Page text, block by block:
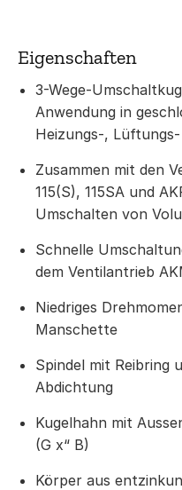
Eigenschaften
3-Wege-
Anwendung in
Heizungs-,
Zusammen mit den
115(S), 115SA und
Umschalten von
Schnelle
dem Ventilantrieb
Niedriges
Manschette
Spindel mit Reibring
Abdichtung
Kugelhahn mit
(G x“ B)
Körper aus